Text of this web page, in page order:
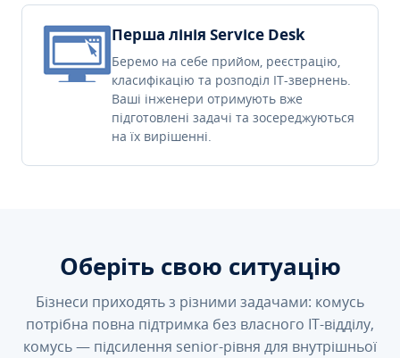
Перша лінія Service Desk
Беремо на себе прийом, реєстрацію,
класифікацію та розподіл IT-звернень.
Ваші інженери отримують вже
підготовлені задачі та зосереджуються
на їх вирішенні.
Оберіть свою ситуацію
Бізнеси приходять з різними задачами: комусь
потрібна повна підтримка без власного IT-відділу,
комусь — підсилення senior-рівня для внутрішньої